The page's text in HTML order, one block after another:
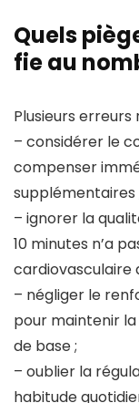
Quels
fie au
Plusieurs
– considérer le
compenser
supplémentaires
– ignorer la
10 minutes n’a
cardiovasculaire
– négliger le
pour maintenir
de base ;
– oublier la
habitude